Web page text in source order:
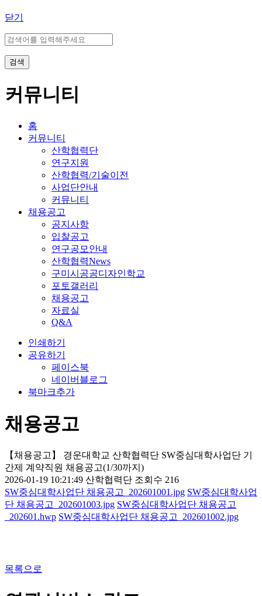
닫기
검색
커뮤니티
홈
커뮤니티
산학협력단
연구지원
산학협력/기술이전
사업단안내
커뮤니티
채용공고
공지사항
입찰공고
연구공모안내
산학협력News
구미시공공디자인학교
포토갤러리
채용공고
자료실
Q&A
인쇄하기
공유하기
페이스북
네이버블로그
북마크추가
채용공고
【채용공고】 경운대학교 산학협력단 SW중심대학사업단 기
간제 계약직원 채용공고(1/30까지)
2026-01-19 10:21:49 산학협력단 조회수 216
SW중심대학사업단 채용공고_202601001.jpg SW중심대학사업
단 채용공고_202601003.jpg SW중심대학사업단 채용공고
_202601.hwp SW중심대학사업단 채용공고_202601002.jpg
목록으로